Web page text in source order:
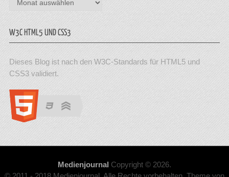
W3C HTML5 UND CSS3
Dieses Blog ist nach den W3C-Standards für HTML5 und
CSS3 validiert.
Medienjournal Copyright © 2026.